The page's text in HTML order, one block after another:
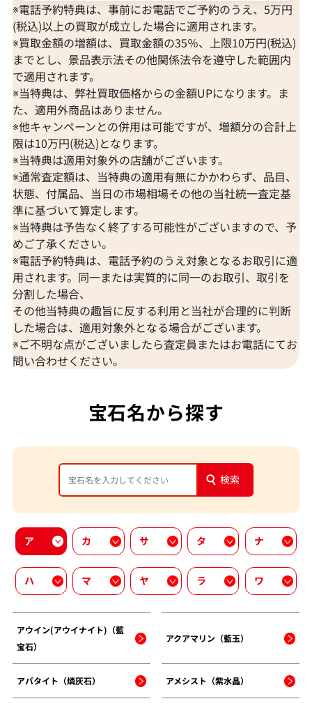
※電話予約特典は、事前にお電話でご予約のうえ、5万円
(税込)以上の買取が成立した場合に適用されます。
※買取金額の増額は、買取金額の35％、上限10万円(税込)
までとし、景品表示法その他関係法令を遵守した範囲内
で適用されます。
※当特典は、弊社買取価格からの金額UPになります。ま
た、適用外商品はありません。
※他キャンペーンとの併用は可能ですが、増額分の合計上
限は10万円(税込)となります。
※当特典は適用対象外の店舗がございます。
※通常査定額は、当特典の適用有無にかかわらず、品目、
状態、付属品、当日の市場相場その他の当社統一査定基
準に基づいて算定します。
※当特典は予告なく終了する可能性がございますので、予
めご了承ください。
※電話予約特典は、電話予約のうえ対象となるお取引に適
用されます。同一または実質的に同一のお取引、取引を
分割した場合、
その他当特典の趣旨に反する利用と当社が合理的に判断
した場合は、適用対象外となる場合がございます。
※ご不明な点がございましたら査定員またはお電話にてお
問い合わせください。
宝石名から探す
検索
ア カ サ タ ナ
ハ マ ヤ ラ ワ
アウイン(アウイナイト)（藍
宝石）
アクアマリン（藍玉）
アパタイト（燐灰石） アメシスト（紫水晶）